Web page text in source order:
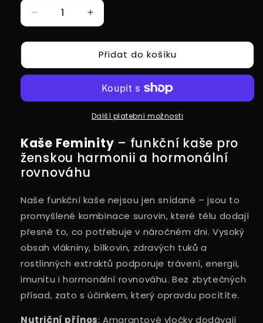
množství
produktu
-
Zvýšit
množství
produktu
Kaše
-
Přidat do košíku
Další platební možnosti
Kaše Feminity – funkční kaše pro
ženskou harmonii a hormonální
rovnováhu
Naše funkční kaše nejsou jen snídaně – jsou to
promyšlené kombinace surovin, které tělu dodají
přesně to, co potřebuje v náročném dni. Vysoký
obsah vlákniny, bílkovin, zdravých tuků a
rostlinných extraktů podporuje trávení, energii,
imunitu i hormonální rovnováhu. Bez zbytečných
přísad, zato s účinkem, který opravdu pocítíte.
Nutriční přínos: Amarantové vločky dodávají